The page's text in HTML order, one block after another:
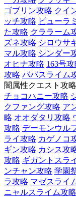
ゴブリン攻略 クイ
ッチ攻略 ピューラ
た攻略 クララーム
ズネ攻略 シロウサ
マル攻略 シンダー
オヒナ攻略 163号攻
攻略 ババスライム
闇属性クエスト攻略
チョコハニー攻略
クファング攻略 ア
略 オオダタリ攻略
攻略 デーモンウル
ライ攻略 カゲノコ
ギン攻略 カシス攻
攻略 ギガントスラ
ンチャン攻略 学園
ラ攻略 マゼスライ
ニャルスライム攻略